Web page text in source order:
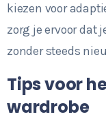
kiezen voor
zorg je ervoor dat
zonder steeds
Tips voor
wardrobe